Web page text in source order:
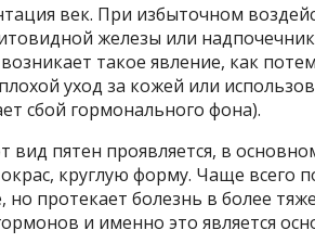
век. При избыточном
железы или
такое явление, как
уход за кожей или
сбой гормонального фона).
вид пятен проявляется, в
круглую форму. Чаще
протекает болезнь в более
и именно это является